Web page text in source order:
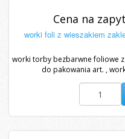
Cena na
worki foli z wieszakiem
worki torby bezbarwne foliowe
do pakowania art. ,